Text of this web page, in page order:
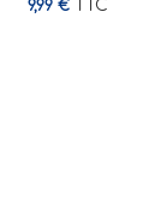
9,99 €TTC